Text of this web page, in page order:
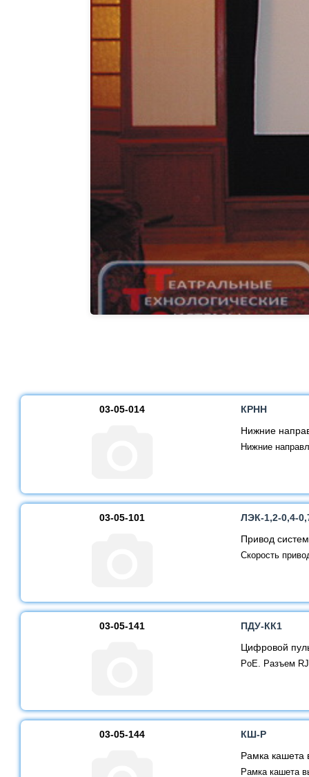
03-05-014
КРНН
Нижние
Нижние
03-05-101
ЛЭК-1,2-0,4-
Привод
Скорость
03-05-141
ПДУ-КК1
Цифровой
PoE. Разъем
03-05-144
КШ-Р
Рамка кашета
Рамка кашета